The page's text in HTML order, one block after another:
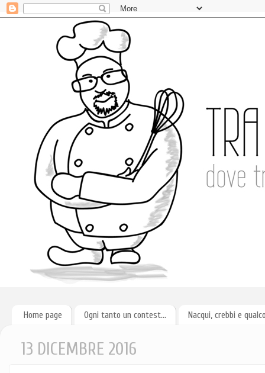
Home page Ogni tanto un contest... Nacqui, crebbi e
13 DICEMBRE 2016